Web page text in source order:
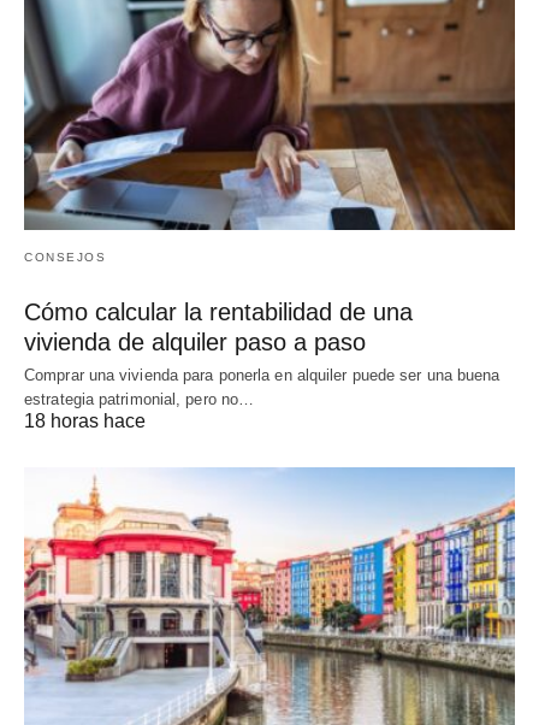
CONSEJOS
Cómo calcular la rentabilidad de una
vivienda de alquiler paso a paso
Comprar una vivienda para ponerla en alquiler puede ser una buena
estrategia patrimonial, pero no…
18 horas hace